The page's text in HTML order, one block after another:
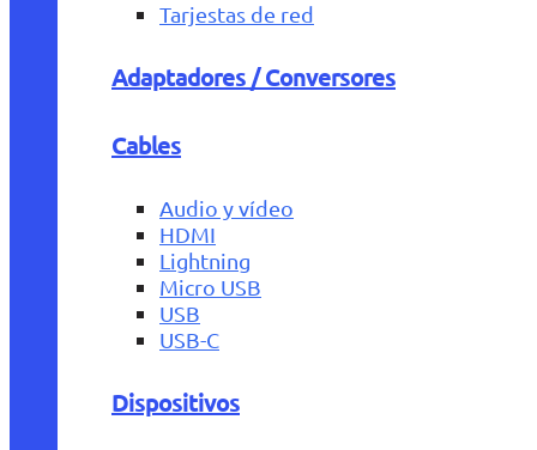
Tarjestas de red
Adaptadores / Conversores
Cables
Audio y vídeo
HDMI
Lightning
Micro USB
USB
USB-C
Dispositivos